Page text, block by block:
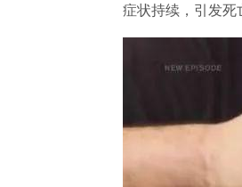
症状持续，引发死